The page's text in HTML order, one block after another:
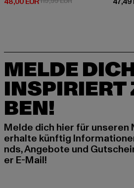
MELDE
INSPIRIERT
BEN!
Melde dich hier für unseren
erhalte künftig
nds, Angebote und
er E-Mail!